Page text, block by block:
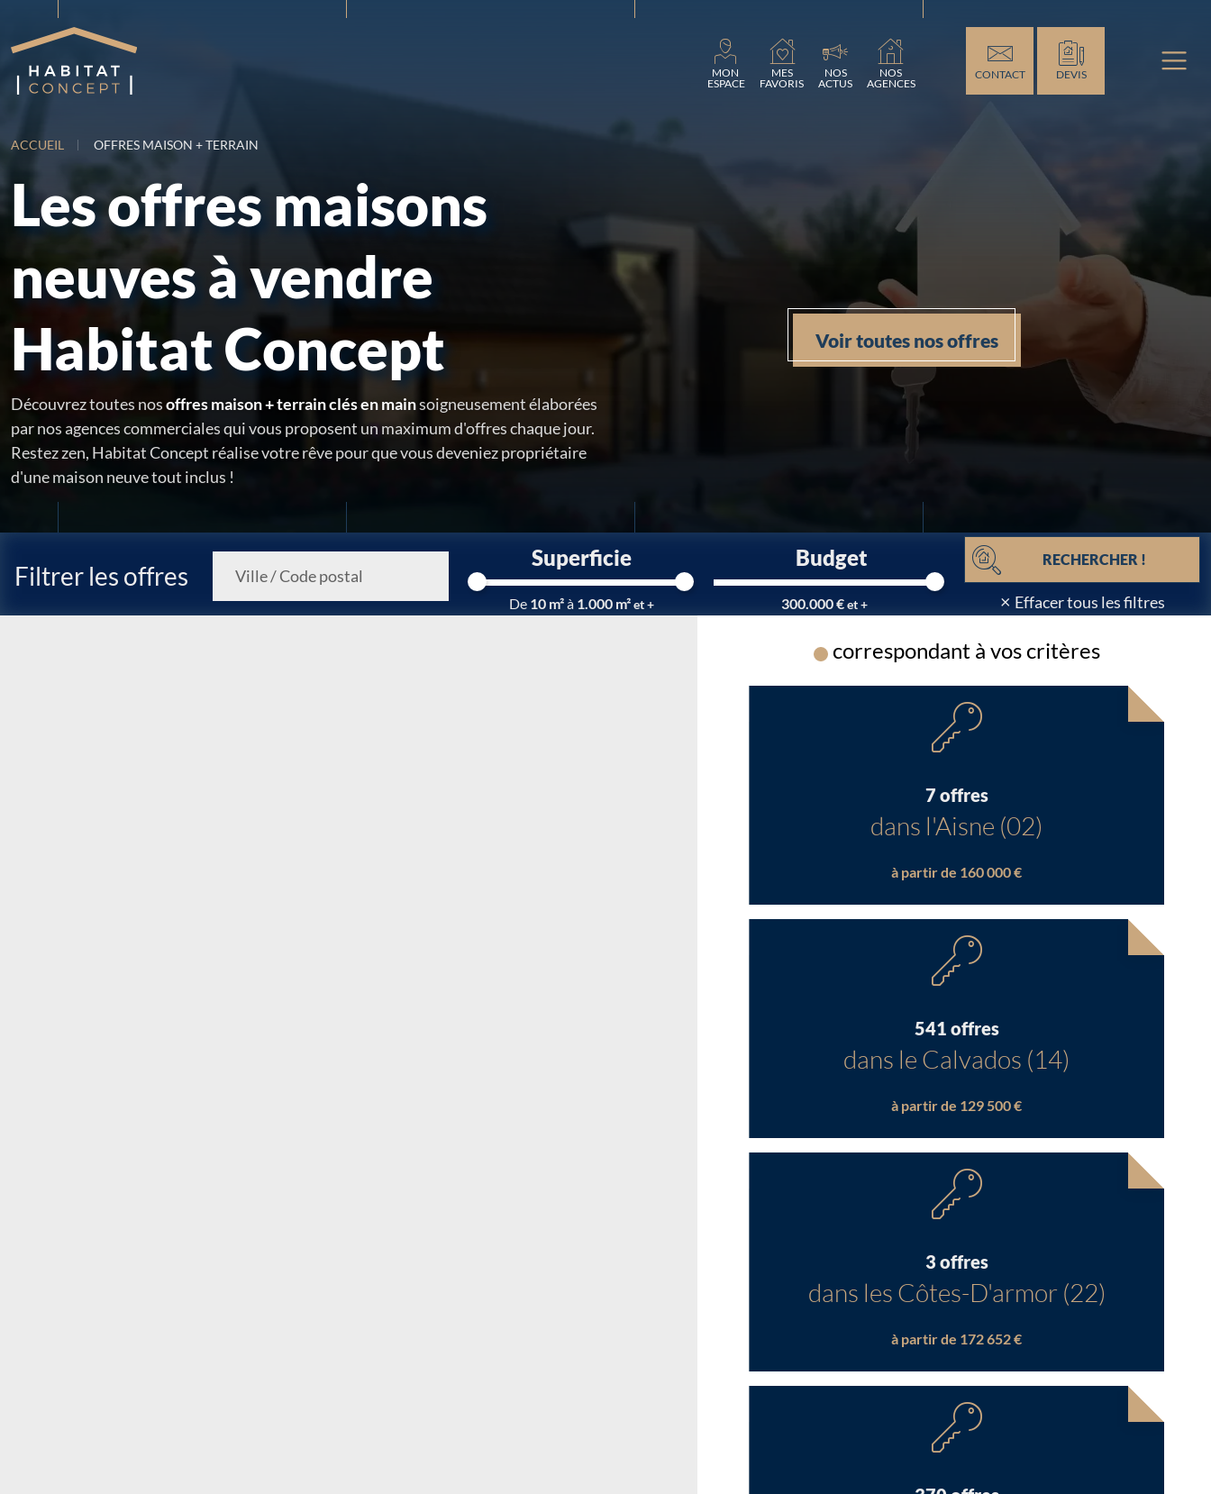
MON
ESPACE
Chargement...
MES
FAVORIS
NOS
ACTUS
NOS
AGENCES
CONTACT DEVIS
ACCUEIL OFFRES MAISON + TERRAIN
Les offres maisons
neuves à vendre
Habitat Concept
Découvrez toutes nosoffres maison + terrain clés en mainsoigneusement élaborées
par nos agences commerciales qui vous proposent un maximum d'offres chaque jour.
Restez zen, Habitat Concept réalise votre rêve pour que vous deveniez propriétaire
d'une maison neuve tout inclus !
Voir toutes nos offres
Filtrer les offres
Superficie
De 10 m²à 1.000 m²et +
Budget
300.000 €et +
RECHERCHER !
× Effacer tous les filtres
Chargement...
correspondant à vos critères
7 offres
dans l'Aisne (02)
à partir de 160 000 €
541 offres
dans le Calvados (14)
à partir de 129 500 €
3 offres
dans les Côtes-D'armor (22)
à partir de 172 652 €